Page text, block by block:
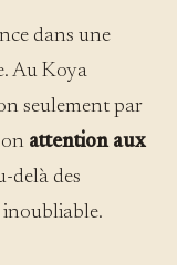
dans une
Au Koya
seulement par
attention aux
delà des
inoubliable.